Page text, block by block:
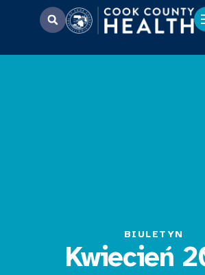
BIULETYN
Kwiecień